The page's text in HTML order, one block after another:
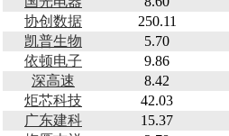
协创数据
250.11
凯普生物
5.70
依顿电子
9.86
深高速
8.42
炬芯科技
42.03
广东建科
15.37